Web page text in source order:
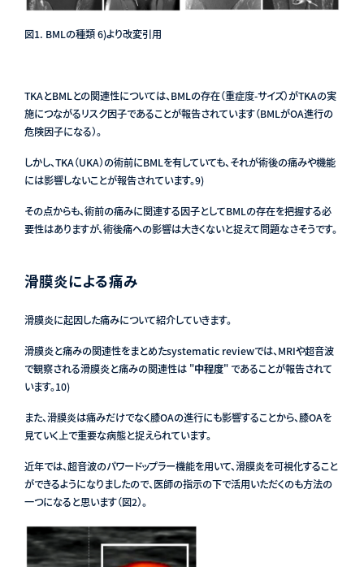
図1. BMLの種類 6)より改変引用
TKAとBMLとの関連性については、BMLの存在（重症度-サイズ）がTKAの実
施につながるリスク因子であることが報告されています（BMLがOA進行の
危険因子になる）。
しかし、TKA（UKA）の術前にBMLを有していても、それが術後の痛みや機能
には影響しないことが報告されています。9)
その点からも、術前の痛みに関連する因子としてBMLの存在を把握する必
要性はありますが、術後痛への影響は大きくないと捉えて問題なさそうです。
滑膜炎による痛み
滑膜炎に起因した痛みについて紹介していきます。
滑膜炎と痛みの関連性をまとめたsystematic reviewでは、MRIや超音波
で観察される滑膜炎と痛みの関連性は "中程度" であることが報告されて
います。10)
また、滑膜炎は痛みだけでなく膝OAの進行にも影響することから、膝OAを
見ていく上で重要な病態と捉えられています。
近年では、超音波のパワードップラー機能を用いて、滑膜炎を可視化すること
ができるようになりましたので、医師の指示の下で活用いただくのも方法の
一つになると思います（図2）。